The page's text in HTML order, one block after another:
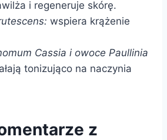
i regeneruje skórę.
wspiera krążenie
Cassia i owoce Paullinia
tonizująco na naczynia
z